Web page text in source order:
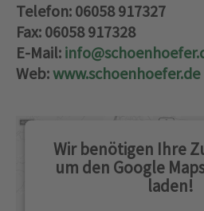
Telefon: 06058 917327
Fax: 06058 917328
E-Mail:
Web:www.schoenhoefer.de
Wir benötigen Ihre
um den Google
laden!